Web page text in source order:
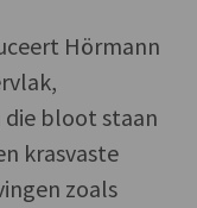
Hörmann
bloot staan
krasvaste
zoals